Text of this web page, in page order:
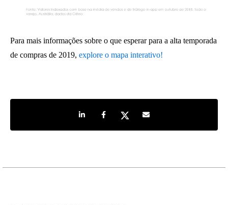
Para mais informações sobre o que esperar para a alta temporada
de compras de 2019, explore o mapa interativo!
Share on LinkedIn
Share on Facebook
Share on TwitterShare by e-mail